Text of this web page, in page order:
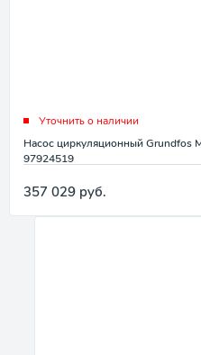
Уточнить о наличии
Насос циркуляционный Grundfos
97924519
357 029 руб.